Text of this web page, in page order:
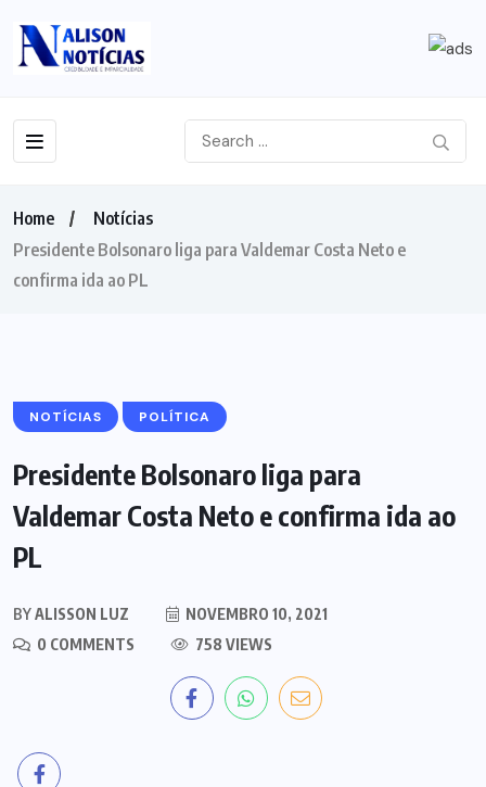
Home
Notícias
Presidente Bolsonaro liga para Valdemar Costa Neto e
confirma ida ao PL
NOTÍCIAS POLÍTICA
Presidente Bolsonaro liga para
Valdemar Costa Neto e confirma ida ao
PL
BYALISSON LUZ
NOVEMBRO 10, 2021
0 COMMENTS
758 VIEWS